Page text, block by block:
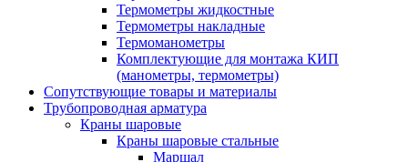
Термометры жидкостные
Термометры накладные
Термоманометры
Комплектующие для монтажа КИП
(манометры, термометры)
Сопутствующие товары и материалы
Трубопроводная арматура
Краны шаровые
Краны шаровые стальные
Маршал